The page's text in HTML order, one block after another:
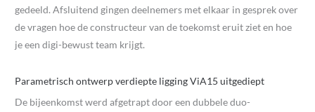
gedeeld. Afsluitend gingen deelnemers met elkaar in gesprek over
de vragen hoe de constructeur van de toekomst eruit ziet en hoe
je een digi-bewust team krijgt.
Parametrisch ontwerp verdiepte ligging ViA15 uitgediept
De bijeenkomst werd afgetrapt door een dubbele duo-